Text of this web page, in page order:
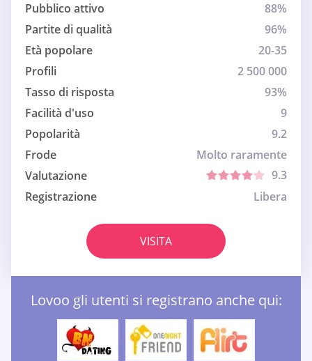
Pubblico attivo
88%
Partite di qualità
96%
Età popolare
20-35
Profili
2 500 000
Tasso di risposta
93%
Facilità d'uso
9
Popolarità
9.2
Frode
Molto raramente
Valutazione
9.3
Registrazione
Libera
VISITA
Lovoo gli utenti si registrano anche qui: